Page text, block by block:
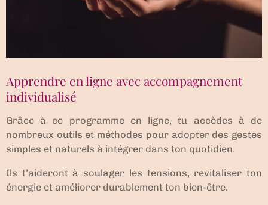
Apprendre en ligne avec accompagnement
individualisé
Grâce à ce programme en ligne, tu accèdes à de
nombreux outils et méthodes pour adopter des gestes
simples et naturels à intégrer dans ton quotidien.
Ils t’aideront à soulager les tensions, revitaliser ton
énergie et améliorer durablement ton bien-être.